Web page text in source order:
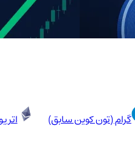
گرام (تون کوین سابق)